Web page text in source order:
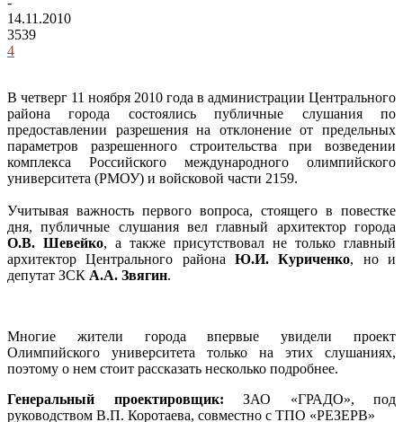
14.11.2010
3539
4
В четверг 11 ноября 2010 года в администрации Центрального
района города состоялись публичные слушания по
предоставлении разрешения на отклонение от предельных
параметров разрешенного строительства при возведении
комплекса Российского международного олимпийского
университета (РМОУ) и войсковой части 2159.
Учитывая важность первого вопроса, стоящего в повестке
дня, публичные слушания вел главный архитектор города
О.В. Шевейко, а также присутствовал не только главный
архитектор Центрального района Ю.И. Куриченко, но и
депутат ЗСК А.А. Звягин.
Многие жители города впервые увидели проект
Олимпийского университета только на этих слушаниях,
поэтому о нем стоит рассказать несколько подробнее.
Генеральный проектировщик: ЗАО «ГРАДО», под
руководством В.П. Коротаева, совместно с ТПО «РЕЗЕРВ»